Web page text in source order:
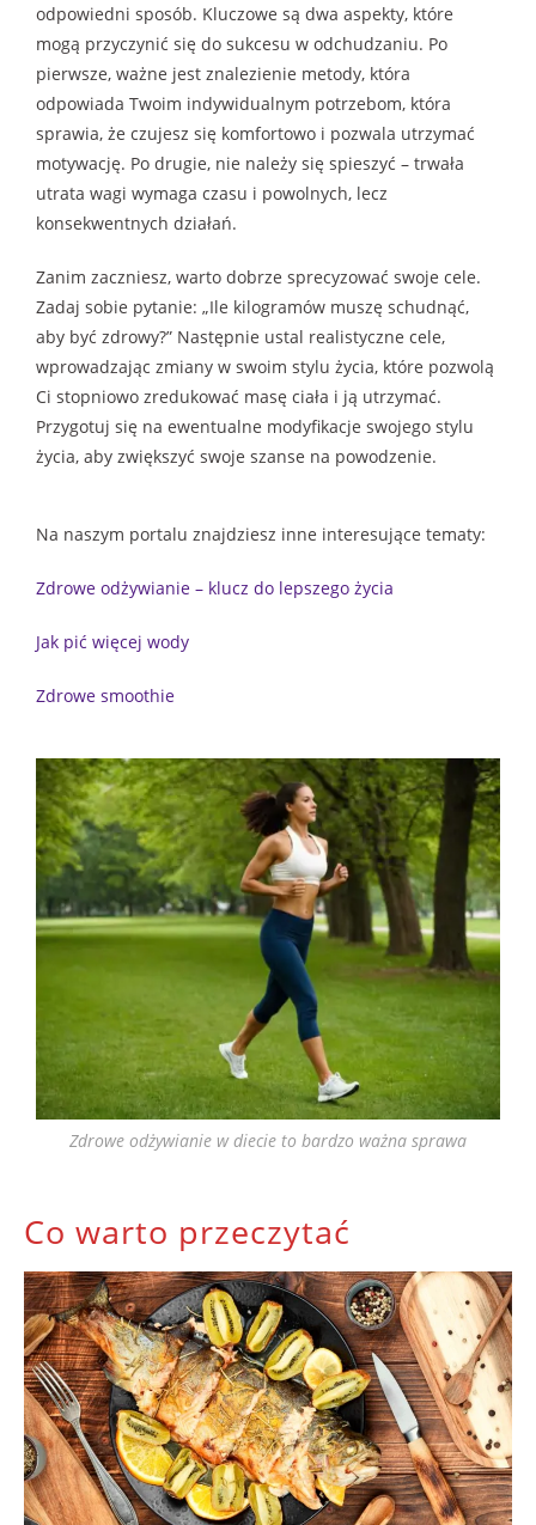
odpowiedni sposób. Kluczowe są dwa aspekty, które
mogą przyczynić się do sukcesu w odchudzaniu. Po
pierwsze, ważne jest znalezienie metody, która
odpowiada Twoim indywidualnym potrzebom, która
sprawia, że czujesz się komfortowo i pozwala utrzymać
motywację. Po drugie, nie należy się spieszyć – trwała
utrata wagi wymaga czasu i powolnych, lecz
konsekwentnych działań.
Zanim zaczniesz, warto dobrze sprecyzować swoje cele.
Zadaj sobie pytanie: „Ile kilogramów muszę schudnąć,
aby być zdrowy?” Następnie ustal realistyczne cele,
wprowadzając zmiany w swoim stylu życia, które pozwolą
Ci stopniowo zredukować masę ciała i ją utrzymać.
Przygotuj się na ewentualne modyfikacje swojego stylu
życia, aby zwiększyć swoje szanse na powodzenie.
Na naszym portalu znajdziesz inne interesujące tematy:
Zdrowe odżywianie – klucz do lepszego życia
Jak pić więcej wody
Zdrowe smoothie
Zdrowe odżywianie w diecie to bardzo ważna sprawa
Co warto przeczytać